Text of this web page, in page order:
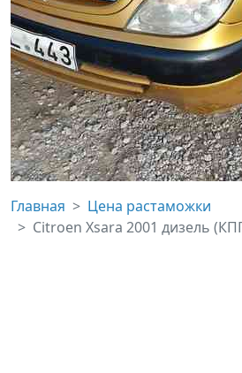
Главная
Цена растаможки
Citroen Xsara 2001 дизель